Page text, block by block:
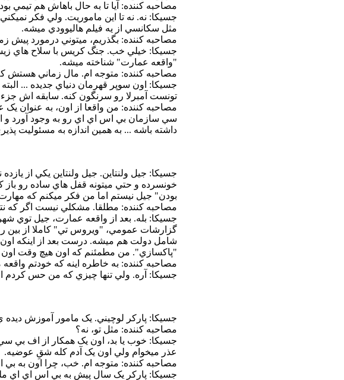
مصاحبه کننده: آيا تا به حال باهاش هم تيمي
جسيکا: نه. نه تا اين ماموريت. ولي فکر
مثل سکانسي از يه فيلم هاليوودي ميشه.
مصاحبه کننده: بگذريم، ميتوني درمورد پيش
"واقعه عمارت" شناخته ميشه.
مصاحبه کننده: متوجه ام. مال زماني هستش
جسيکا: اون سوپر قهرمان دنياي جديده ...
تونست آمبرلا رو سرنگون کنه. سابقه اش
مصاحبه کننده: من واقعا از اون، به عنوان
سي سازمان بي اس اي اي رو به وجود آورد و از
داشته باشه ... به همين اندازه به مسئوليت
جسيکا: جيل ولنتاين. جيل ولنتاين يکي از
خونسرده و حتي ميتونه قفل هاي ساده رو
بودن" جيل نيستم اما من فکر ميکنم که
مصاحبه کننده: مطلقا. مشکلي نيست اگر که
جسيکا: بله. بعد از واقعه عمارت، جيل توي
گزارشات عمومي، "ويروس تي" کاملا از بين
شامل دولت هم ميشه. درست بعد از اينکه
"پاکسازي". من مطمئنم که اون هيچ وقت اون
مصاحبه کننده: به خاطره اينه که خودتم
جسيکا: آره. ولي تنها چيزي که من حس کردم
جسيکا: پارکر لوچيني. يک مامور آموزش
مصاحبه کننده: مثل تو، نه؟
جسيکا: خوب يا بد، اون يک همکار از اف
عذر ميخوام ولي اون يک آدم کله شقِ عوضيه.
مصاحبه کننده: متوجه ام. خب، چرا اون به
جسيکا: پارکر يک سال پيش به بي اس اي اي